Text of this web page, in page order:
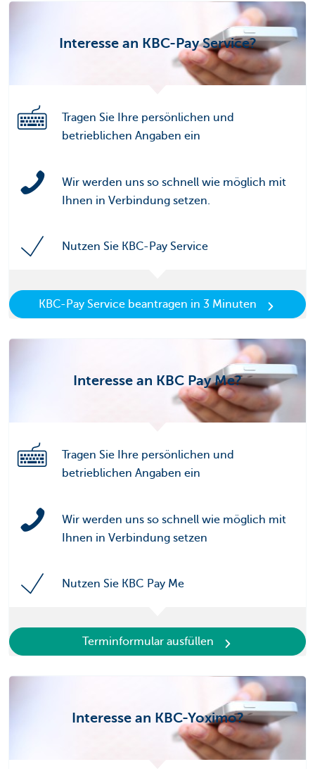
Interesse an KBC-Pay Service?
Tragen Sie Ihre persönlichen und
betrieblichen Angaben ein
Wir werden uns so schnell wie möglich mit
Ihnen in Verbindung setzen.
Nutzen Sie KBC-Pay Service
KBC-Pay Service beantragen in 3 Minuten
Interesse an KBC Pay Me?
Tragen Sie Ihre persönlichen und
betrieblichen Angaben ein
Wir werden uns so schnell wie möglich mit
Ihnen in Verbindung setzen
Nutzen Sie KBC Pay Me
Terminformular ausfüllen
Interesse an KBC-Yoximo?